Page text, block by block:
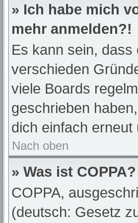
» Ich habe mich
mehr anmelden?!
Es kann sein,
verschieden
viele Boards
geschrieben
dich einfach
Nach oben
» Was ist COPPA?
COPPA,
(deutsch: Gesetz